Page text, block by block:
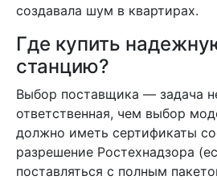
создавала шум в квартирах.
Где купить
станцию?
Выбор поставщика — задача
ответственная, чем выбор
должно иметь сертификаты
разрешение Ростехнадзора
поставляться с полным